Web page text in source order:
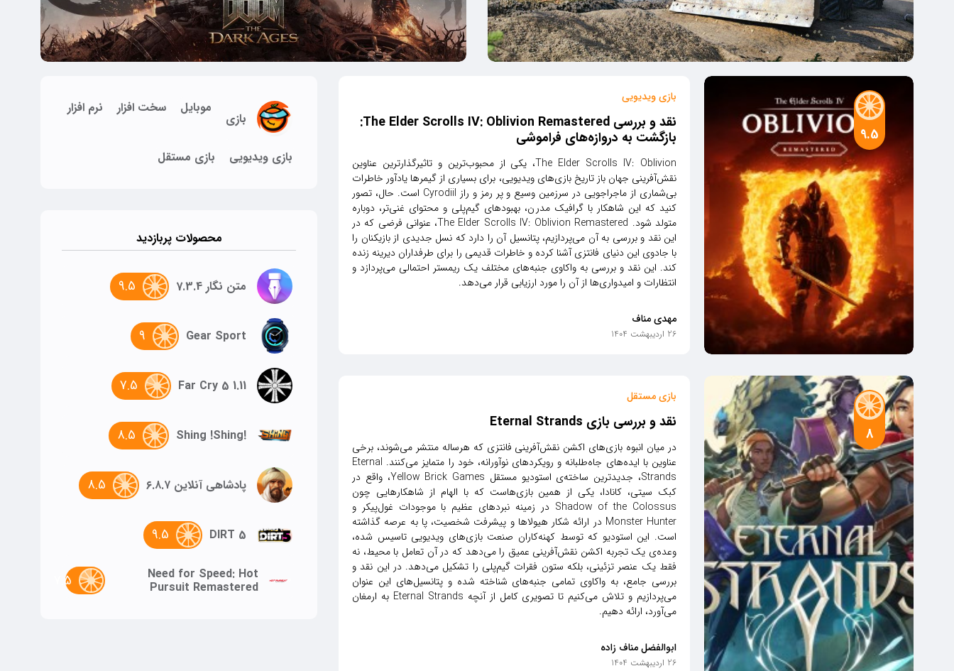
9.5
بازی ویدیویی
نقد و بررسی The Elder Scrolls IV: Oblivion Remastered:
بازگشت به دروازه‌های فراموشی
The Elder Scrolls IV: Oblivion، یکی از محبوب‌ترین و تاثیرگذارترین عناوین
نقش‌آفرینی جهان باز تاریخ بازی‌های ویدیویی، برای بسیاری از گیمرها یادآور خاطرات
بی‌شماری از ماجراجویی در سرزمین وسیع و پر رمز و راز Cyrodiil است. حال، تصور
کنید که این شاهکار با گرافیک مدرن، بهبودهای گیم‌پلی و محتوای غنی‌تر، دوباره
متولد شود. The Elder Scrolls IV: Oblivion Remastered، عنوانی فرضی که در
این نقد و بررسی به آن می‌پردازیم، پتانسیل آن را دارد که نسل جدیدی از بازیکنان را
با جادوی این دنیای فانتزی آشنا کرده و خاطرات قدیمی را برای طرفداران دیرینه زنده
کند. این نقد و بررسی به واکاوی جنبه‌های مختلف یک ریمستر احتمالی می‌پردازد و
انتظارات و امیدواری‌ها از آن را مورد ارزیابی قرار می‌دهد.
مهدی مناف
26 اردیبهشت 1404
8
بازی مستقل
نقد و بررسی بازی Eternal Strands
در میان انبوه بازی‌های اکشن نقش‌آفرینی فانتزی که هرساله منتشر می‌شوند، برخی
عناوین با ایده‌های جاه‌طلبانه و رویکردهای نوآورانه، خود را متمایز می‌کنند. Eternal
Strands، جدیدترین ساخته‌ی استودیو مستقل Yellow Brick Games، واقع در
کبک سیتی، کانادا، یکی از همین بازی‌هاست که با الهام از شاهکارهایی چون
Shadow of the Colossus در زمینه نبردهای عظیم با موجودات غول‌پیکر و
Monster Hunter در ارائه شکار هیولاها و پیشرفت شخصیت، پا به عرصه گذاشته
است. این استودیو که توسط کهنه‌کاران صنعت بازی‌های ویدیویی تاسیس شده،
وعده‌ی یک تجربه اکشن نقش‌آفرینی عمیق را می‌دهد که در آن تعامل با محیط، نه
فقط یک عنصر تزئینی، بلکه ستون فقرات گیم‌پلی را تشکیل می‌دهد. در این نقد و
بررسی جامع، به واکاوی تمامی جنبه‌های شناخته شده و پتانسیل‌های این عنوان
می‌پردازیم و تلاش می‌کنیم تا تصویری کامل از آنچه Eternal Strands به ارمغان
می‌آورد، ارائه دهیم.
ابوالفضل مناف زاده
26 اردیبهشت 1404
بازی
موبایل سخت افزار نرم افزار
بازی ویدیویی بازی مستقل
محصولات پربازدید
متن نگار 7.3.4 9.5
Gear Sport
9
Far Cry 5 1.11
7.5
!Shing !Shing
8.5
پادشاهی آنلاین ۶.۸.۷ 8.5
DIRT 5
9.5
Need for Speed: Hot
Pursuit Remastered
7.5